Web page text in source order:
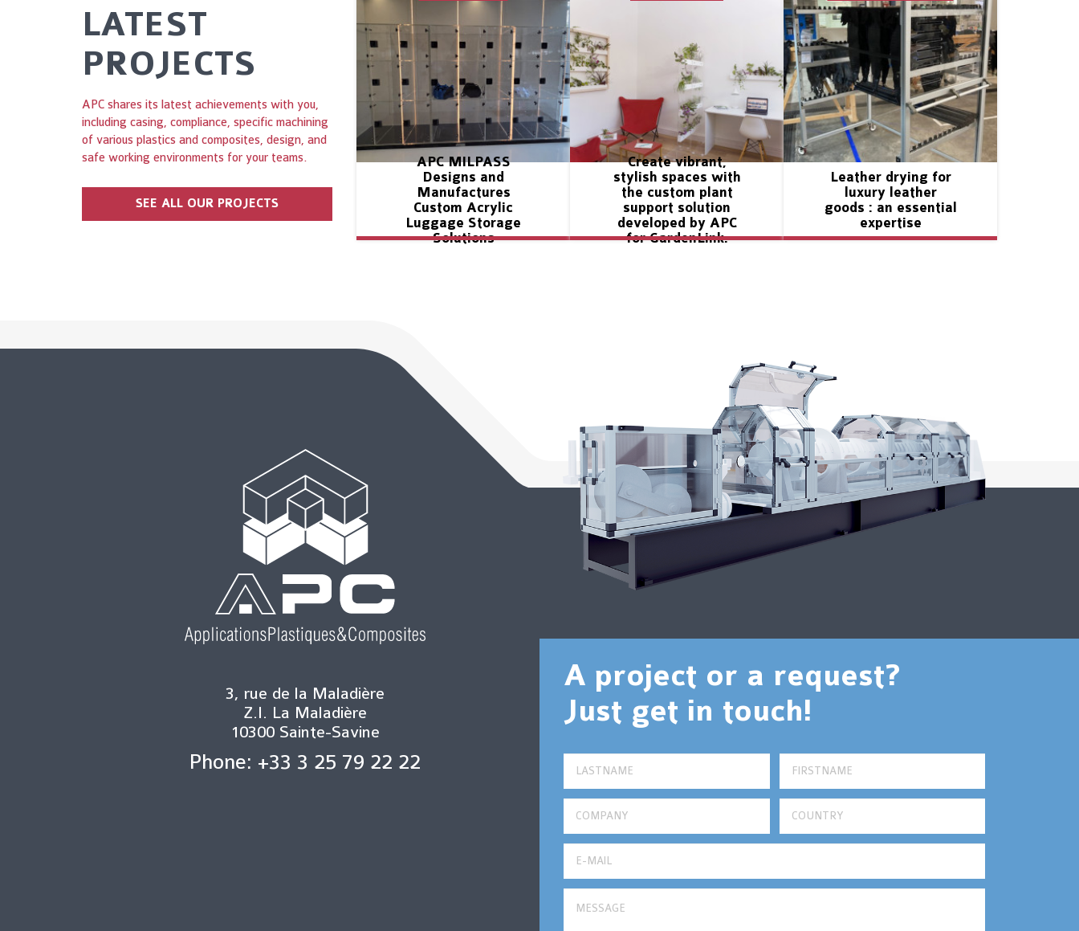
LATEST
PROJECTS
APC shares its latest achievements with you,
including casing, compliance, specific machining
of various plastics and composites, design, and
safe working environments for your teams.
SEE ALL OUR PROJECTS
APC MILPASS
Designs and
Manufactures
Custom Acrylic
Luggage Storage
Solutions
Create vibrant,
stylish spaces with
the custom plant
support solution
developed by APC
for GardenLink.
Leather drying for
luxury leather
goods : an essential
expertise
3, rue de la Maladière
Z.I. La Maladière
10300 Sainte-Savine
Phone: +33 3 25 79 22 22
A project or a request?
Just get in touch!